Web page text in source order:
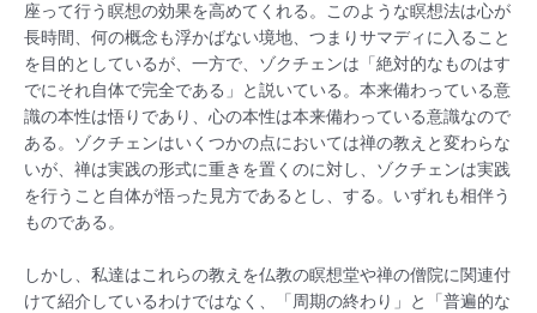
座って行う瞑想の効果を高めてくれる。このような瞑想法は心が
長時間、何の概念も浮かばない境地、つまりサマディに入ること
を目的としているが、一方で、ゾクチェンは「絶対的なものはす
でにそれ自体で完全である」と説いている。本来備わっている意
識の本性は悟りであり、心の本性は本来備わっている意識なので
ある。ゾクチェンはいくつかの点においては禅の教えと変わらな
いが、禅は実践の形式に重きを置くのに対し、ゾクチェンは実践
を行うこと自体が悟った見方であるとし、する。いずれも相伴う
ものである。
しかし、私達はこれらの教えを仏教の瞑想堂や禅の僧院に関連付
けて紹介しているわけではなく、「周期の終わり」と「普遍的な